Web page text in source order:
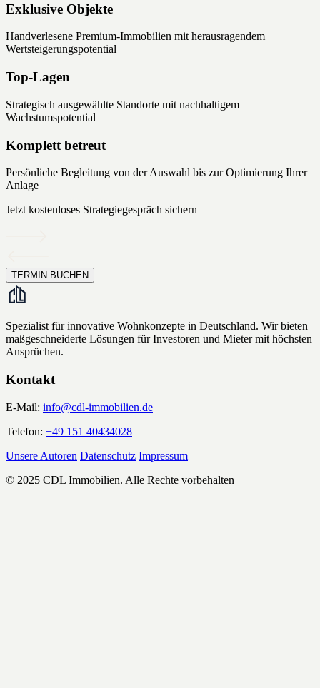
Exklusive Objekte
Handverlesene Premium-Immobilien mit herausragendem
Wertsteigerungspotential
Top-Lagen
Strategisch ausgewählte Standorte mit nachhaltigem
Wachstumspotential
Komplett betreut
Persönliche Begleitung von der Auswahl bis zur Optimierung Ihrer
Anlage
Jetzt kostenloses Strategiegespräch sichern
TERMIN BUCHEN
Spezialist für innovative Wohnkonzepte in Deutschland. Wir bieten
maßgeschneiderte Lösungen für Investoren und Mieter mit höchsten
Ansprüchen.
Kontakt
E-Mail: info@cdl-immobilien.de
Telefon: +49 151 40434028
Unsere Autoren Datenschutz Impressum
© 2025 CDL Immobilien. Alle Rechte vorbehalten